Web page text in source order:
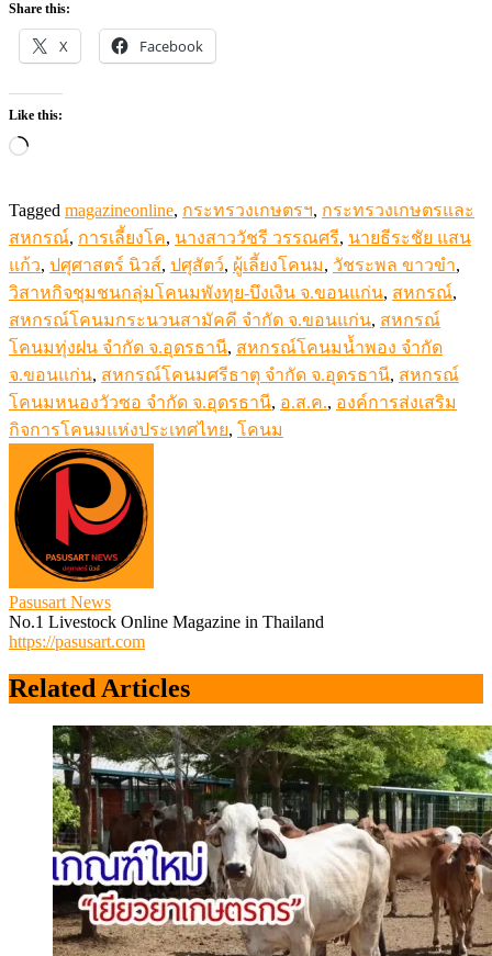
Share this:
X Facebook
Like this:
Loading…
Tagged magazineonline, กระทรวงเกษตรฯ, กระทรวงเกษตรและ
สหกรณ์, การเลี้ยงโค, นางสาววัชรี วรรณศรี, นายธีระชัย แสน
แก้ว, ปศุศาสตร์ นิวส์, ปศุสัตว์, ผู้เลี้ยงโคนม, วัชระพล ขาวขำ,
วิสาหกิจชุมชนกลุ่มโคนมพังทุย-บึงเงิน จ.ขอนแก่น, สหกรณ์,
สหกรณ์โคนมกระนวนสามัคคี จำกัด จ.ขอนแก่น, สหกรณ์
โคนมทุ่งฝน จำกัด จ.อุดรธานี, สหกรณ์โคนมน้ำพอง จำกัด
จ.ขอนแก่น, สหกรณ์โคนมศรีธาตุ จำกัด จ.อุดรธานี, สหกรณ์
โคนมหนองวัวซอ จำกัด จ.อุดรธานี, อ.ส.ค., องค์การส่งเสริม
กิจการโคนมแห่งประเทศไทย, โคนม
Pasusart News
No.1 Livestock Online Magazine in Thailand
https://pasusart.com
Related Articles